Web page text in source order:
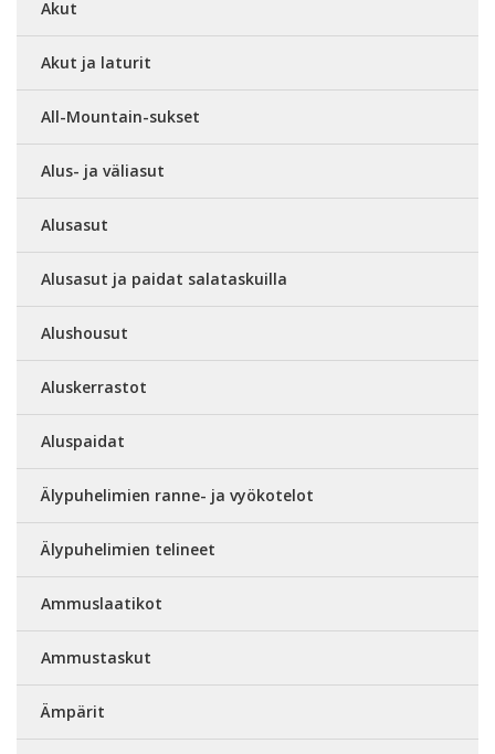
Akut
Akut ja laturit
All-Mountain-sukset
Alus- ja väliasut
Alusasut
Alusasut ja paidat salataskuilla
Alushousut
Aluskerrastot
Aluspaidat
Älypuhelimien ranne- ja vyökotelot
Älypuhelimien telineet
Ammuslaatikot
Ammustaskut
Ämpärit